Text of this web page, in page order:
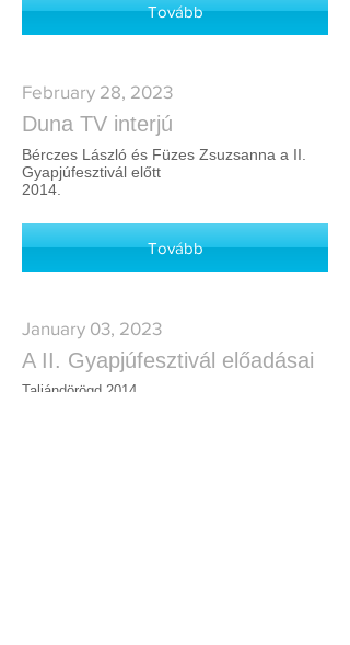
Tovább
February 28, 2023
Duna TV interjú
Bérczes László és Füzes Zsuzsanna a II.
Gyapjúfesztivál előtt
2014.
Tovább
January 03, 2023
A II. Gyapjúfesztivál előadásai
Taliándörögd 2014.